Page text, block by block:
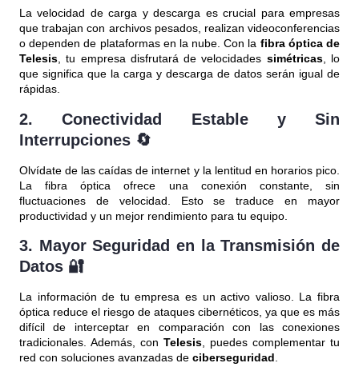
La velocidad de carga y descarga es crucial para empresas
que trabajan con archivos pesados, realizan videoconferencias
o dependen de plataformas en la nube. Con la fibra óptica de
Telesis, tu empresa disfrutará de velocidades simétricas, lo
que significa que la carga y descarga de datos serán igual de
rápidas.
2.Conectividad Estable y Sin
Interrupciones 🔄
Olvídate de las caídas de internet y la lentitud en horarios pico.
La fibra óptica ofrece una conexión constante, sin
fluctuaciones de velocidad. Esto se traduce en mayor
productividad y un mejor rendimiento para tu equipo.
3. Mayor Seguridad en la Transmisión de
Datos 🔐
La información de tu empresa es un activo valioso. La fibra
óptica reduce el riesgo de ataques cibernéticos, ya que es más
difícil de interceptar en comparación con las conexiones
tradicionales. Además, con Telesis , puedes complementar tu
red con soluciones avanzadas de ciberseguridad